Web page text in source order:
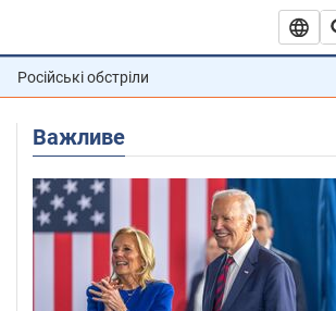
Російські обстріли
Важливе